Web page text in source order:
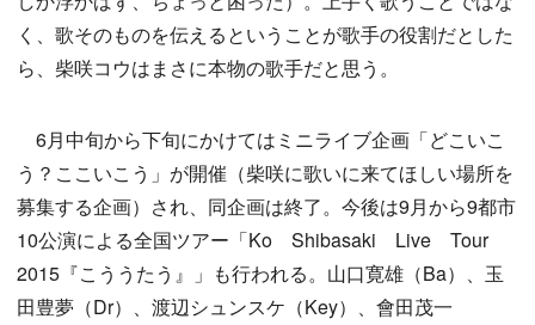
く、歌そのものを伝えるということが歌手の役割だとした
ら、柴咲コウはまさに本物の歌手だと思う。
6月中旬から下旬にかけてはミニライブ企画「どこいこ
う？ここいこう」が開催（柴咲に歌いに来てほしい場所を
募集する企画）され、同企画は終了。今後は9月から9都市
10公演による全国ツアー「Ko Shibasaki Live Tour
2015『こううたう』」も行われる。山口寛雄（Ba）、玉
田豊夢（Dr）、渡辺シュンスケ（Key）、會田茂一